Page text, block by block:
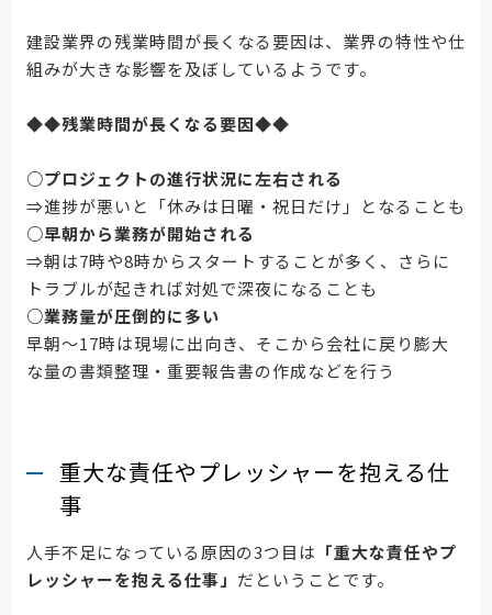
建設業界の残業時間が長くなる要因は、業界の特性や仕
組みが大きな影響を及ぼしているようです。
◆◆残業時間が長くなる要因◆◆
○プロジェクトの進行状況に左右される
⇒進捗が悪いと「休みは日曜・祝日だけ」となることも
○早朝から業務が開始される
⇒朝は7時や8時からスタートすることが多く、さらに
トラブルが起きれば対処で深夜になることも
○業務量が圧倒的に多い
早朝〜17時は現場に出向き、そこから会社に戻り膨大
な量の書類整理・重要報告書の作成などを行う
重大な責任やプレッシャーを抱える仕
事
人手不足になっている原因の3つ目は 「重大な責任やプ
レッシャーを抱える仕事」 だということです。